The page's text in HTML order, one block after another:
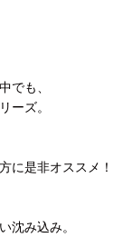
でも、
ーズ。
に是非オススメ！
沈み込み。